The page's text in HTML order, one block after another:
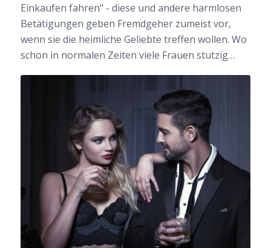
Einkaufen fahren" - diese und andere harmlosen
Betätigungen geben Fremdgeher zumeist vor,
wenn sie die heimliche Geliebte treffen wollen. Wo
schon in normalen Zeiten viele Frauen stutzig…